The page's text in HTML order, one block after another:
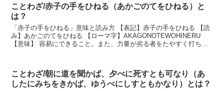
ことわざ/赤子の手をひねる（あかごのてをひねる）と
は？
「赤子の手をひねる」意味と読み方 【表記】赤子の手をひねる 【読
み】あかごのてをひねる 【ローマ字】AKAGONOTEWOHINERU
【意味】 容易にできること。また、力量が劣る者をたやすく打ち負
ことわざ/朝に道を聞かば、夕べに死すとも可なり（あ
したにみちをきかば、ゆうべにしすともかなり）とは？